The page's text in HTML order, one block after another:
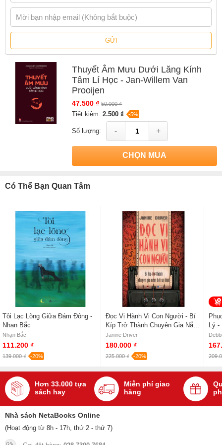
giả trẻ - những người đang sống giữa dòng chảy thông tin dày
đặc, phải đối diện với vô số“sự thật”bị cắt ghép mỗi ngày. Cung
cấp công cụ giúp bạn đặt câu hỏi đúng, cuốn sách sẽ khiến bạn
vỡ lẽ nhận ra rằng việc từng bị cuốn theo một giả thuyết nào đó,
không phải vì bạn thiếu kiến thức hay lí trí, đơn giản chỉ vì bạn là
con người.
Tìm đọc những cuốn sách trong bộ Dưới Lăng Kính Tâm Lí
Sang Chấn Dưới Lăng Kính Tâm Lí Học
Thuyết Âm Mưu Dưới Lăng Kính Tâm Lí Học
Chạy Bộ Dưới Lăng Kính Tâm Lí Học
Trí Tuệ Nhân Tạo Dưới Lăng Kính Tâm Lí Học
sách online NetaBooks với ưu đãi Bao sách miễn phí và Gian hàng
NetaBooks tại Tiki với ưu đãi Bao sách miễn phí và tặng Bookmark
GỬI
Thuyết Âm Mưu Dưới Lăng Kính
Tâm Lí Học - Jan-Willem Van
Prooijen
47.500 ₫ 50.000 ₫
Tiết kiệm:2.500 ₫ -5%
Số lượng: - +
CHỌN MUA
Có Thể Bạn Quan Tâm
Tôi Lạc Lõng Giữa Đám Đông -
Nhạn Bắc
Nhạn Bắc
111.200 ₫
139.000 ₫ -20%
Đọc Vị Hành Vi Con Người - Bí
Kíp Trở Thành Chuyên Gia Nắm
Bắt Sự Thật - Janine Driver
Janine Driver
180.000 ₫
225.000 ₫ -20%
Lý -
Hơn 33.000 tựa
sách hay
Miễn phí giao
hàng
Nhà sách NetaBooks Online
(Hoạt động từ 8h - 17h, thứ 2 - thứ 7)